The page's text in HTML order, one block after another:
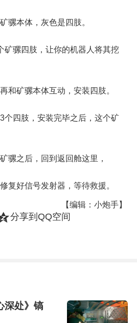
骡本体，灰色是四肢。
矿骡四肢，让你的机器人将其挖
和矿骡本体互动，安装四肢。
个四肢，安装完毕之后，这个矿
骡之后，回到返回舱这里，
复好信号发射器，等待救援。
【编辑：小炮手】
分享到QQ空间
深处》镐